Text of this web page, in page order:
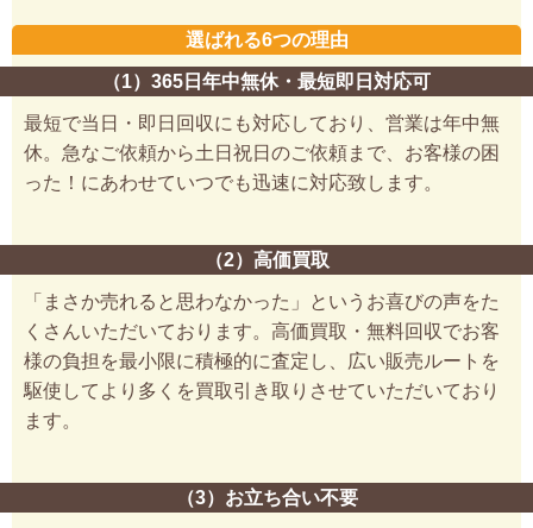
選ばれる6つの理由
（1）365日年中無休・最短即日対応可
最短で当日・即日回収にも対応しており、営業は年中無
休。急なご依頼から土日祝日のご依頼まで、お客様の困
った！にあわせていつでも迅速に対応致します。
（2）高価買取
「まさか売れると思わなかった」というお喜びの声をた
くさんいただいております。高価買取・無料回収でお客
様の負担を最小限に積極的に査定し、広い販売ルートを
駆使してより多くを買取引き取りさせていただいており
ます。
（3）お立ち合い不要